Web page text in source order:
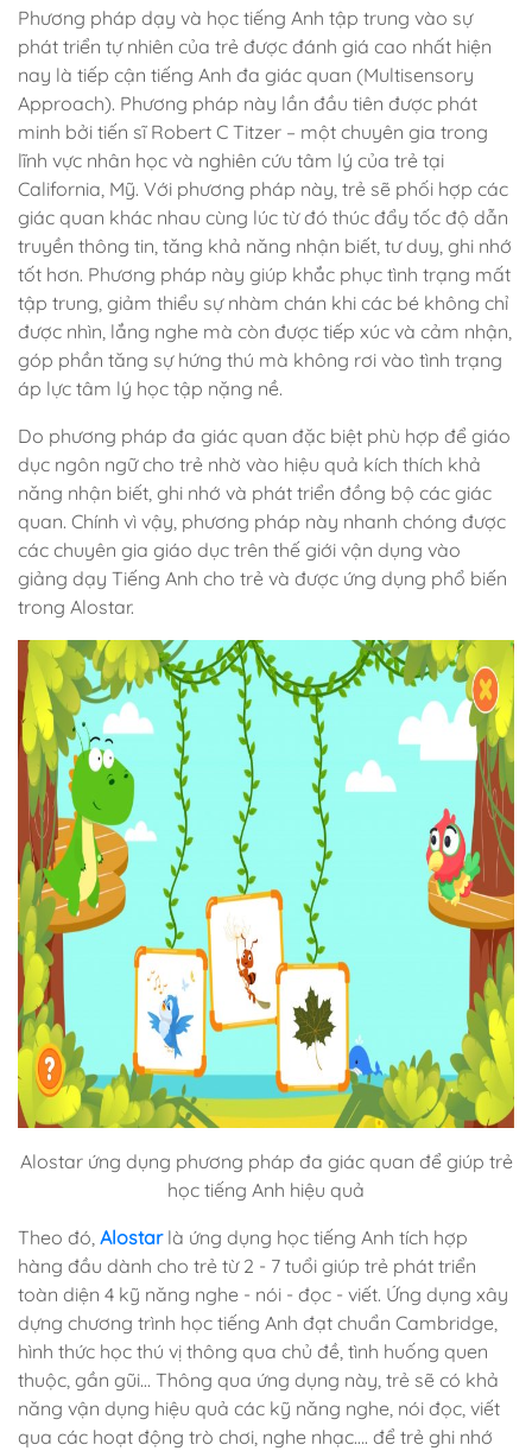
Phương pháp dạy và học tiếng Anh tập trung vào sự
phát triển tự nhiên của trẻ được đánh giá cao nhất hiện
nay là tiếp cận tiếng Anh đa giác quan (Multisensory
Approach). Phương pháp này lần đầu tiên được phát
minh bởi tiến sĩ Robert C Titzer – một chuyên gia trong
lĩnh vực nhân học và nghiên cứu tâm lý của trẻ tại
California, Mỹ. Với phương pháp này, trẻ sẽ phối hợp các
giác quan khác nhau cùng lúc từ đó thúc đẩy tốc độ dẫn
truyền thông tin, tăng khả năng nhận biết, tư duy, ghi nhớ
tốt hơn. Phương pháp này giúp khắc phục tình trạng mất
tập trung, giảm thiểu sự nhàm chán khi các bé không chỉ
được nhìn, lắng nghe mà còn được tiếp xúc và cảm nhận,
góp phần tăng sự hứng thú mà không rơi vào tình trạng
áp lực tâm lý học tập nặng nề.
Do phương pháp đa giác quan đặc biệt phù hợp để giáo
dục ngôn ngữ cho trẻ nhờ vào hiệu quả kích thích khả
năng nhận biết, ghi nhớ và phát triển đồng bộ các giác
quan. Chính vì vậy, phương pháp này nhanh chóng được
các chuyên gia giáo dục trên thế giới vận dụng vào
giảng dạy Tiếng Anh cho trẻ và được ứng dụng phổ biến
trong Alostar.
Alostar ứng dụng phương pháp đa giác quan để giúp trẻ
học tiếng Anh hiệu quả
Theo đó, Alostarlà ứng dụng học tiếng Anh tích hợp
hàng đầu dành cho trẻ từ 2 - 7 tuổi giúp trẻ phát triển
toàn diện 4 kỹ năng nghe - nói - đọc - viết. Ứng dụng xây
dựng chương trình học tiếng Anh đạt chuẩn Cambridge,
hình thức học thú vị thông qua chủ đề, tình huống quen
thuộc, gần gũi... Thông qua ứng dụng này, trẻ sẽ có khả
năng vận dụng hiệu quả các kỹ năng nghe, nói đọc, viết
qua các hoạt động trò chơi, nghe nhạc…. để trẻ ghi nhớ